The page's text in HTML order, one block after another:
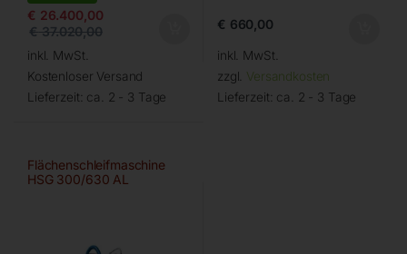
€ 26.400,00
€37.020,00
inkl. MwSt.
Kostenloser Versand
Lieferzeit: ca. 2 - 3 Tage
€ 660,00
inkl. MwSt.
zzgl. Versandkosten
Lieferzeit: ca. 2 - 3 Tage
Flächenschleifmaschine
HSG 300/630 AL